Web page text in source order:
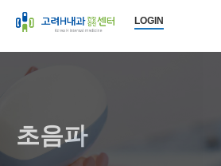
LOGIN
초음파